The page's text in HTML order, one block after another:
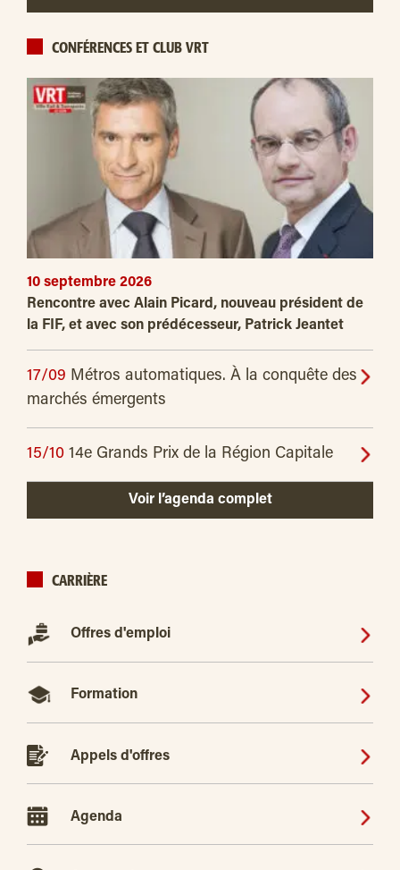
CONFÉRENCES ET CLUB VRT
10 septembre 2026
Rencontre avec Alain Picard, nouveau président de
la FIF, et avec son prédécesseur, Patrick Jeantet
17/09 Métros automatiques. À la conquête des
marchés émergents
15/10 14e Grands Prix de la Région Capitale
Voir l’agenda complet
CARRIÈRE
Offres d'emploi
Formation
Appels d'offres
Agenda